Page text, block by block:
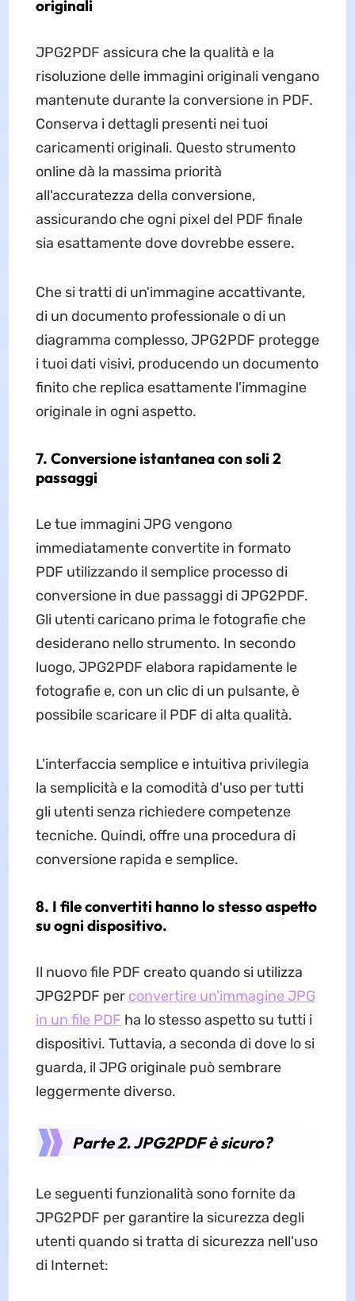
originali
JPG2PDF assicura che la qualità e la
risoluzione delle immagini originali vengano
mantenute durante la conversione in PDF.
Conserva i dettagli presenti nei tuoi
caricamenti originali. Questo strumento
online dà la massima priorità
all'accuratezza della conversione,
assicurando che ogni pixel del PDF finale
sia esattamente dove dovrebbe essere.
Che si tratti di un'immagine accattivante,
di un documento professionale o di un
diagramma complesso, JPG2PDF protegge
i tuoi dati visivi, producendo un documento
finito che replica esattamente l'immagine
originale in ogni aspetto.
7. Conversione istantanea con soli 2
passaggi
Le tue immagini JPG vengono
immediatamente convertite in formato
PDF utilizzando il semplice processo di
conversione in due passaggi di JPG2PDF.
Gli utenti caricano prima le fotografie che
desiderano nello strumento. In secondo
luogo, JPG2PDF elabora rapidamente le
fotografie e, con un clic di un pulsante, è
possibile scaricare il PDF di alta qualità.
L'interfaccia semplice e intuitiva privilegia
la semplicità e la comodità d'uso per tutti
gli utenti senza richiedere competenze
tecniche. Quindi, offre una procedura di
conversione rapida e semplice.
8. I file convertiti hanno lo stesso aspetto
su ogni dispositivo.
Il nuovo file PDF creato quando si utilizza
JPG2PDF per convertire un'immagine JPG
in un file PDF ha lo stesso aspetto su tutti i
dispositivi. Tuttavia, a seconda di dove lo si
guarda, il JPG originale può sembrare
leggermente diverso.
Parte 2. JPG2PDF è sicuro?
Le seguenti funzionalità sono fornite da
JPG2PDF per garantire la sicurezza degli
utenti quando si tratta di sicurezza nell'uso
di Internet: